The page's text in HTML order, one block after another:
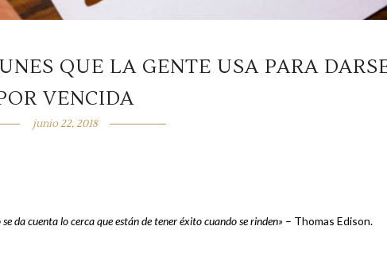
QUE LA GENTE USA PARA
VENCIDA
junio 22, 2018
da cuenta lo cerca que están de tener éxito cuando se rinden» – Thomas Edison.